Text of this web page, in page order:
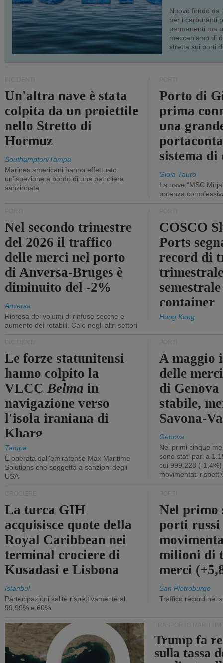
Nuovo fondo da
per i carburanti
permanenti ma
meccanismo di
stretta sui porti
Un'altra nave è stata
colpita da un proiettile
nello Stretto di
Hormuz
Southampton/Tampa
Marines americani hanno effettuato
un'ispezione a bordo di una petroliera
sanzionata
Porto di
prima
una
sistema
Gioia Tauro
La nave “MSC
potenza
Nel secondo trimestre
del 2026 il traffico
delle merci nel porto
di Anversa-Bruges è
diminuito del -2%
Anversa
Ripresa dei volumi di rinfuse secche e
aumento dei rotabili. Calo negli altri settori
COSCO
Ports
record di
container
Hong Kong
Le forze statunitensi
hanno colpito la
VLCCBelma in
navigazione verso
l'isola iraniana di
Kharg
Tampa
È operata dall'emiratense Max Maritime
Solutions che soggetta a sanzioni degli
USA
A maggio
delle
di
stabile,
Savona-
Genova
Nei primi cinque
sono stati pari a
cui 999.228 (-
movimentati
La turca GIH
acquisisce quote della
Royal Caribbean nei
terminal crociere di
Kusadasi e Lisbona
Istanbul
Partecipazioni salite rispettivamente al
99,99% e 60%
Nel primo
porti russi
milioni di
merci
San Pietroburgo
Traffico record nel
Trump fa
sulla tassa